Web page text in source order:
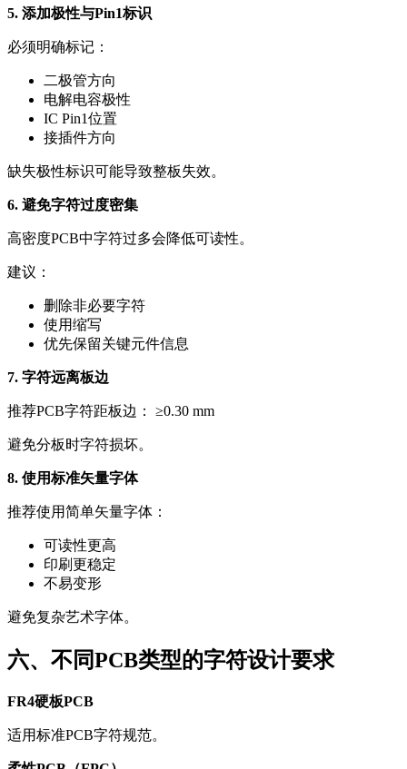
5. 添加极性与Pin1标识
必须明确标记：
二极管方向
电解电容极性
IC Pin1位置
接插件方向
缺失极性标识可能导致整板失效。
6. 避免字符过度密集
高密度PCB中字符过多会降低可读性。
建议：
删除非必要字符
使用缩写
优先保留关键元件信息
7. 字符远离板边
推荐PCB字符距板边： ≥0.30 mm
避免分板时字符损坏。
8. 使用标准矢量字体
推荐使用简单矢量字体：
可读性更高
印刷更稳定
不易变形
避免复杂艺术字体。
六、不同PCB类型的字符设计要求
FR4硬板PCB
适用标准PCB字符规范。